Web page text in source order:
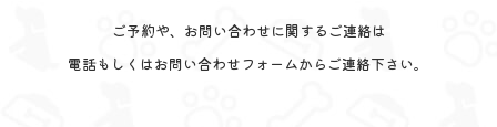
ご予約や、お問い合わせに関するご連絡は
電話もしくはお問い合わせフォームからご連絡下さい。